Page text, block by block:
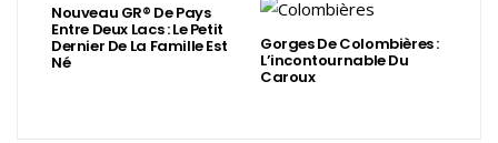
Nouveau GR® De Pays
Entre Deux Lacs : Le Petit
Dernier De La Famille Est
Né
Gorges De Colombières :
L’incontournable Du
Caroux